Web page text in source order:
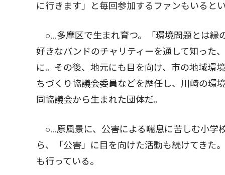
に行きます」と毎回参加するファンもいると
○...多摩区で生まれ育つ。「環境問題とは縁
好きなバンドのチャリティーを通して知った
に。その後、地元にも目を向け、市の地域環
ちづくり協議会委員などを歴任し、川崎の環
同協議会から生まれた団体だ。
○...原風景に、公害による喘息に苦しむ小学
ら、「公害」に目を向けた活動も続けてきた
も行っている。